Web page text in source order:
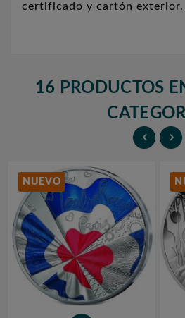
certificado y cartón exterior.
16 PRODUCTOS
 
NUEVO